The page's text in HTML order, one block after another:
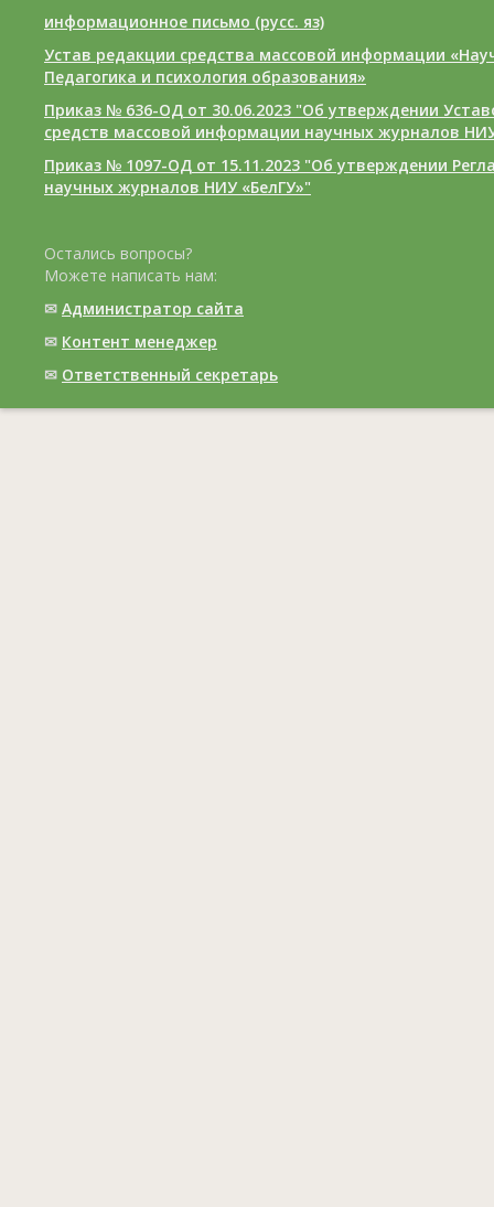
информационное письмо (русс. яз)
Устав редакции средства массовой информации
Педагогика и психология образования»
Приказ № 636-ОД от 30.06.2023 "Об утверждении
средств массовой информации научных журналов
Приказ № 1097-ОД от 15.11.2023 "Об утверждении
научных журналов НИУ «БелГУ»"
Остались вопросы?
Можете написать нам:
✉ Администратор сайта
✉ Контент менеджер
✉ Ответственный cекретарь